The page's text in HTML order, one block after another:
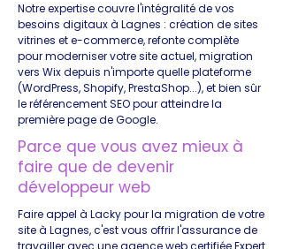
Notre expertise couvre l'intégralité de vos
besoins digitaux à Lagnes : création de sites
vitrines et e-commerce, refonte complète
pour moderniser votre site actuel, migration
vers Wix depuis n'importe quelle plateforme
(WordPress, Shopify, PrestaShop...), et bien sûr
le référencement SEO pour atteindre la
première page de Google.
Parce que vous avez mieux à
faire que de devenir
développeur web
Faire appel à Lacky pour la migration de votre
site à Lagnes, c'est vous offrir l'assurance de
travailler avec une agence web certifiée Expert